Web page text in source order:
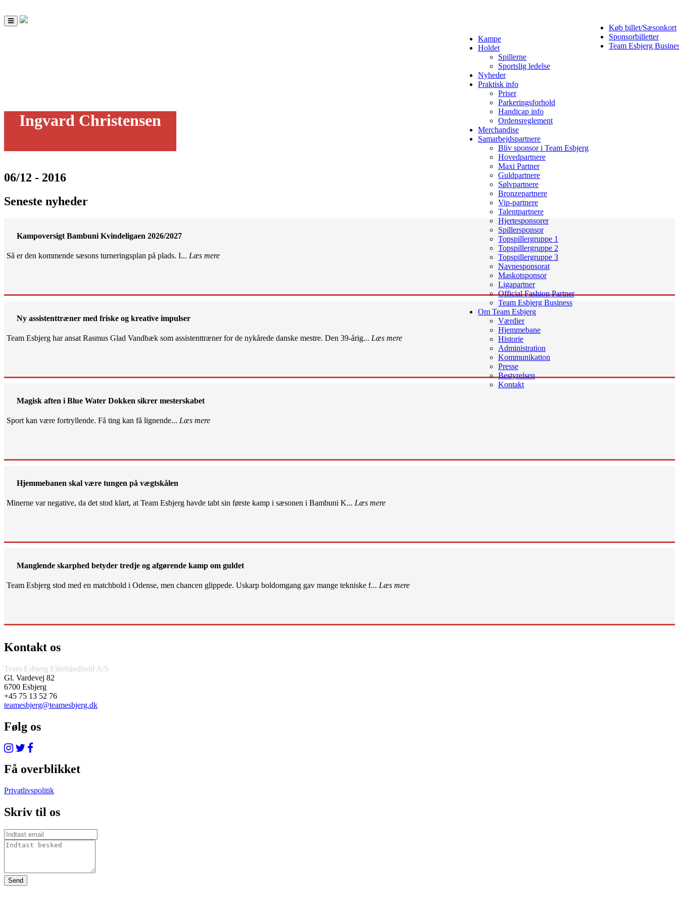
Køb billet/Sæsonkort
Sponsorbilletter
Team Esbjerg
Toggle
navigation
Kampe
Holdet
Spillerne
Sportslig ledelse
Nyheder
Praktisk info
Priser
Parkeringsforhold
Handicap info
Ordensreglement
Merchandise
Samarbejdspartnere
Bliv sponsor i Team Esbjerg
Hovedpartnere
Maxi Partner
Guldpartnere
Sølvpartnere
Bronzepartnere
Vip-partnere
Talentpartnere
Hjertesponsorer
Spillersponsor
Topspillergruppe 1
Topspillergruppe 2
Topspillergruppe 3
Navnesponsorat
Maskotsponsor
Ligapartner
Official Fashion Partner
Team Esbjerg Business
Om Team Esbjerg
Værdier
Hjemmebane
Historie
Administration
Kommunikation
Presse
Bestyrelsen
Kontakt
Ingvard Christensen
06/12 - 2016
Seneste nyheder
Kampoversigt Bambuni Kvindeligaen 2026/2027
Så er den kommende sæsons turneringsplan på plads. I... Læs mere
Ny assistenttræner med friske og kreative impulser
Team Esbjerg har ansat Rasmus Glad Vandbæk som assistenttræner for de nykårede danske mestre. Den 39-årig... Læs mere
Magisk aften i Blue Water Dokken sikrer mesterskabet
Sport kan være fortryllende. Få ting kan få lignende... Læs mere
Hjemmebanen skal være tungen på vægtskålen
Minerne var negative, da det stod klart, at Team Esbjerg havde tabt sin første kamp i sæsonen i Bambuni K... Læs mere
Manglende skarphed betyder tredje og afgørende kamp om guldet
Team Esbjerg stod med en matchbold i Odense, men chancen glippede. Uskarp boldomgang gav mange tekniske f... Læs mere
Kontakt os
Team Esbjerg Elitehåndbold A/S
Gl. Vardevej 82
6700 Esbjerg
+45 75 13 52 76
teamesbjerg@teamesbjerg.dk
Følg os
Få overblikket
Privatlivspolitik
Skriv til os